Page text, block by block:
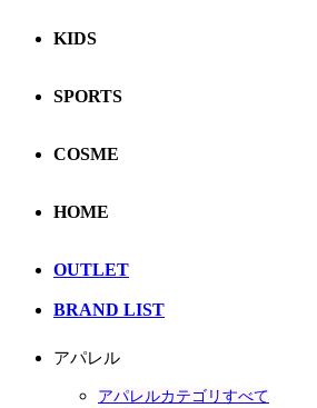
KIDS
SPORTS
COSME
HOME
OUTLET
BRAND LIST
アパレル
アパレルカテゴリすべて